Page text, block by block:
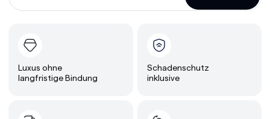
Luxus ohne
langfristige Bindung
Schadenschutz
inklusive